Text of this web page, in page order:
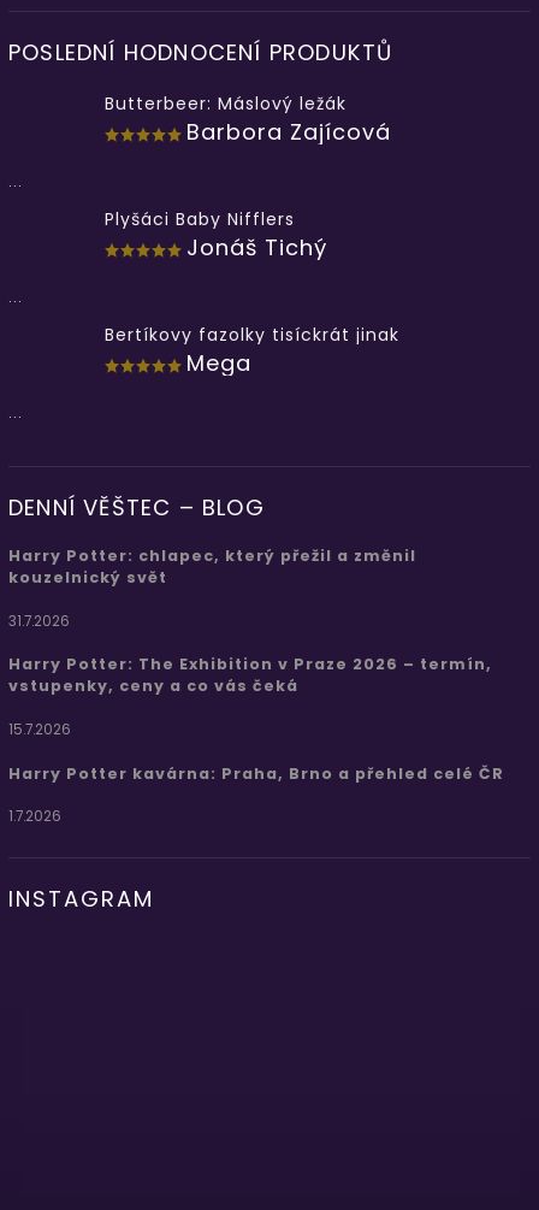
POSLEDNÍ HODNOCENÍ PRODUKTŮ
Butterbeer: Máslový ležák
Barbora Zajícová
...
Plyšáci Baby Nifflers
Jonáš Tichý
...
Bertíkovy fazolky tisíckrát jinak
Mega
...
DENNÍ VĚŠTEC – BLOG
Harry Potter: chlapec, který přežil a změnil
kouzelnický svět
31.7.2026
Harry Potter: The Exhibition v Praze 2026 – termín,
vstupenky, ceny a co vás čeká
15.7.2026
Harry Potter kavárna: Praha, Brno a přehled celé ČR
1.7.2026
INSTAGRAM